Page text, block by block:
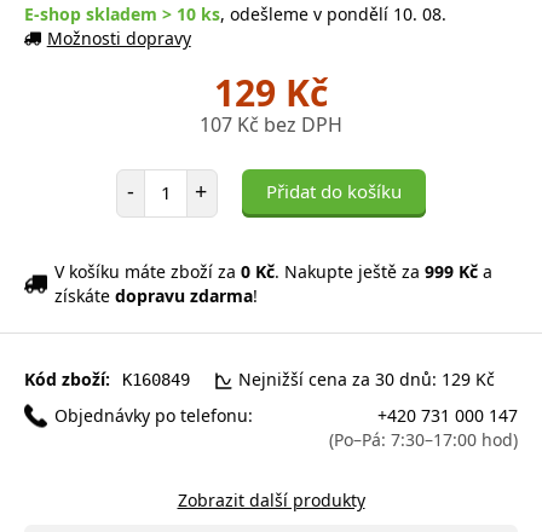
E-shop skladem > 10 ks, odešleme v pondělí 10. 08.
Možnosti dopravy
129 Kč
107 Kč bez DPH
- Počet položek
+ Přidat do košíku
V košíku máte zboží za 0 Kč. Nakupte ještě za 999 Kč a
získáte dopravu zdarma!
Kód zboží: K160849
Nejnižší cena za 30 dnů: 129 Kč
Objednávky po telefonu:
+420 731 000 147
(Po–Pá: 7:30–17:00 hod)
Zobrazit další produkty